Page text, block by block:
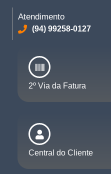
Atendimento
(94) 99258-0127
2º Via da Fatura
Central do Cliente